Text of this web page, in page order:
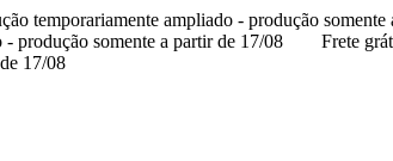
temporariamente ampliado - produção
produção somente a partir de 17/08
Frete
17/08